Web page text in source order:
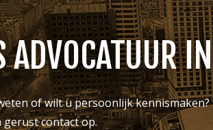
ADVOCATUUR IN
of wilt u persoonlijk kennismaken?
gerust contact op.